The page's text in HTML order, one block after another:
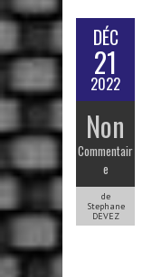
DÉC
21
2022
Non
Commentair
e
de
Stephane
DEVEZ